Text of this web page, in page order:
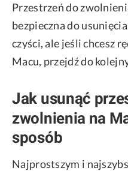
Przestrzeń do
bezpieczna do
czyści, ale jeśli chcesz
Macu, przejdź do
Jak usunąć
zwolnienia na
sposób
Najprostszym i